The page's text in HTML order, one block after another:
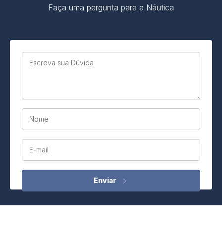
Faça uma pergunta para a Náutica
Escreva sua Dúvida
Nome
E-mail